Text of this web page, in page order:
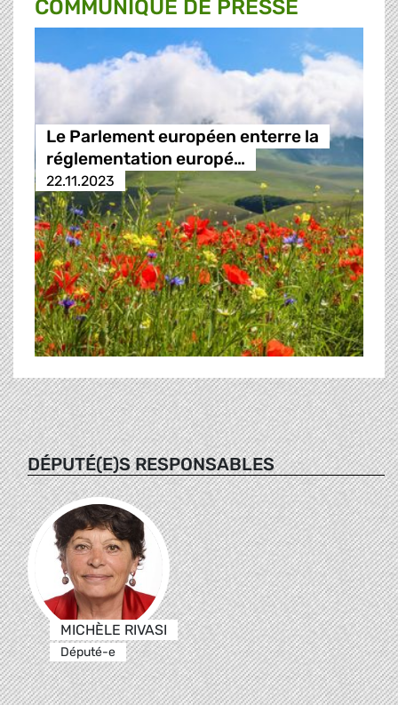
COMMUNIQUÉ DE PRESSE
Le Parlement européen enterre la
réglementation europé…
22.11.2023
DÉPUTÉ(E)S RESPONSABLES
MICHÈLE RIVASI
Député-e